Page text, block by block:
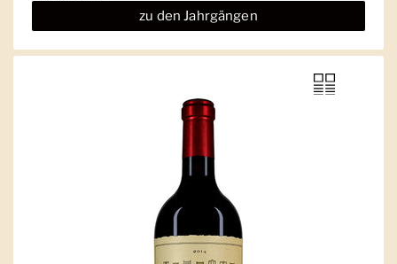
zu den Jahrgängen